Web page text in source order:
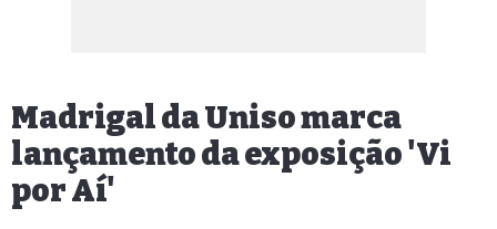
Madrigal da Uniso marca
lançamento da exposição 'Vi
por Aí'